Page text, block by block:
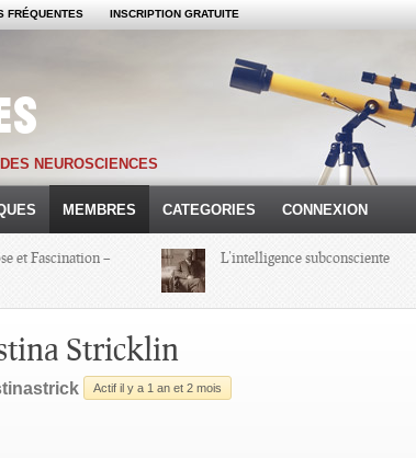
FRÉQUENTES INSCRIPTION GRATUITE
NEUROSCIENCES
MEMBRES CATEGORIES CONNEXION
et Fascination –
L’intelligence subconsciente
Colloque Hypnoses 2013 – Compte-
Rendu d’une Journée
Stricklin
Actif il y a 1 an et 2 mois